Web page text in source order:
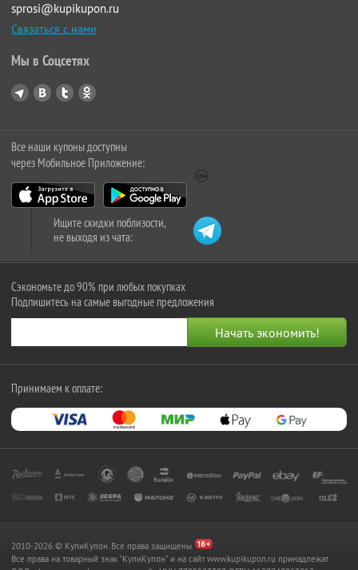
sprosi@kupikupon.ru
Связаться с нами
Мы в Соцсетях
Все наши купоны доступны
через Мобильное Приложение:
Ищите скидки поблизости,
не выходя из чата:
Сэкономьте до 90% при любых покупках
Подпишитесь на самые выгодные предложения
Принимаем к оплате:
2010-2026 © КупиКупон. Все права защищены.
Все права на товарный знак "КупиКупон" и на сайт www.kupikupon.ru принадлежат